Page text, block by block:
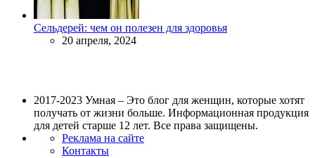
Сельдерей: чем он полезен для здоровья
20 апреля, 2024
2017-2023 Умная – Это блог для женщин, которые хотят
получать от жизни больше. Информационная продукция
для детей старше 12 лет. Все права защищены.
Реклама на сайте
Контакты